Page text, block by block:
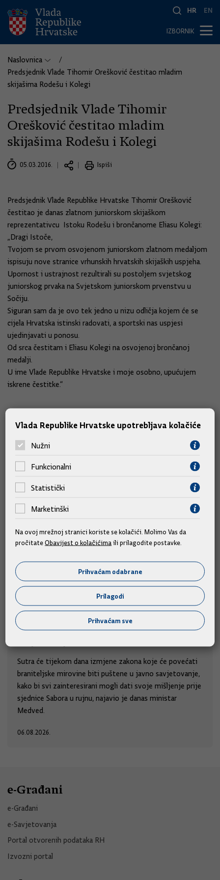
HR EN
IZBORNIK
Naslovnica
Predsjednik Vlade Tihomir Orešković čestitao mladim
skijašima Rodešu i Kolegi
Predsjednik Vlade Tihomir
Orešković čestitao mladim
skijašima Rodešu i Kolegi
05.03.2016. Ispiši
Predsjednik Vlade Republike Hrvatske Tihomir Orešković
čestitao je danas zlatnom juniorskom skijaškom
reprezentativcu Istoku Rodešu i brončanome Eliasu Kolegi:
„Dragi Istoče,
Tvojom se prvom osvojenom juniorskom zlatnom medaljom
ispisuju nove stranice vrhunskih hrvatskih skijaških uspjeha.
Upornost i ustrajnost rezultirali su postoljem svjetskog
juniorskog prvaka na Svjetskom juniorskom prvenstvu u
Sočiju.
Siguran sam da je ovo tek jedno u nizu odličja kojem će se
cijela Hrvatska istinski radovati, a sportski nas uspjesi
ujedinjavati u ponosu.
Od srca čestitam i Eliasu Kolegi na osvojenoj brončanoj
medalji.
U ime Vlade Republike Hrvatske i moje osobno, upućujem
iskrene čestitke.“
Slične vijesti
Izmjene zakona kojima se povećavaju
braniteljske mirovine sutra u javnom
Sutra će tijekom dana izmjene zakona koje će povećati
braniteljske mirovine biti puštene u javno savjetovanje,
kako bi svi zainteresirani mogli dati svoje mišljenje prije
sjednice Sabora u rujnu, najavio je danas ministar
Medved.
06.08.2026.
e-Građani
e-Građani
e-Savjetovanja
Portal otvorenih podataka RH
Izvozni portal
Vlada Republike Hrvatske upotrebljava kolačiće
Nužni
Funkcionalni
Statistički
Marketinški
Na ovoj mrežnoj stranici koriste se kolačići. Molimo Vas da
pročitateObavijest o kolačićimaili prilagodite postavke.
Prihvaćam odabrane
Prilagodi
Prihvaćam sve